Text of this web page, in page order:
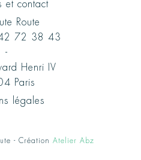
et contact
Route
72 38 43
-
Henri IV
Paris
légales
- Création Atelier Abz